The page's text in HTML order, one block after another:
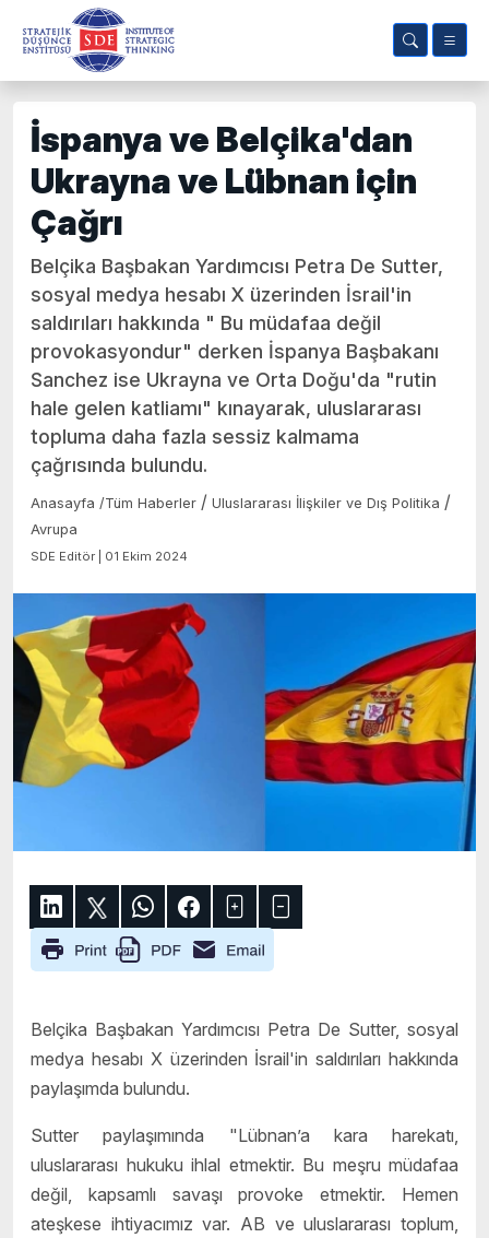
İspanya ve Belçika'dan
Ukrayna ve Lübnan için
Çağrı
Belçika Başbakan Yardımcısı Petra De Sutter,
sosyal medya hesabı X üzerinden İsrail'in
saldırıları hakkında " Bu müdafaa değil
provokasyondur" derken İspanya Başbakanı
Sanchez ise Ukrayna ve Orta Doğu'da "rutin
hale gelen katliamı" kınayarak, uluslararası
topluma daha fazla sessiz kalmama
çağrısında bulundu.
Anasayfa /Tüm Haberler / Uluslararası İlişkiler ve Dış Politika /
Avrupa
SDE Editör | 01 Ekim 2024
Belçika Başbakan Yardımcısı Petra De Sutter, sosyal
medya hesabı X üzerinden İsrail'in saldırıları hakkında
paylaşımda bulundu.
Sutter paylaşımında "Lübnan’a kara harekatı,
uluslararası hukuku ihlal etmektir. Bu meşru müdafaa
değil, kapsamlı savaşı provoke etmektir. Hemen
ateşkese ihtiyacımız var. AB ve uluslararası toplum,